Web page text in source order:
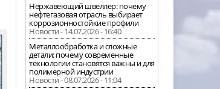
Нержавеющий швеллер: почему
нефтегазовая отрасль выбирает
коррозионностойкие профили
Новости - 14.07.2026 - 16:40
Металлообработка и сложные
детали: почему современные
технологии становятся важны и для
полимерной индустрии
Новости - 08.07.2026 - 11:04